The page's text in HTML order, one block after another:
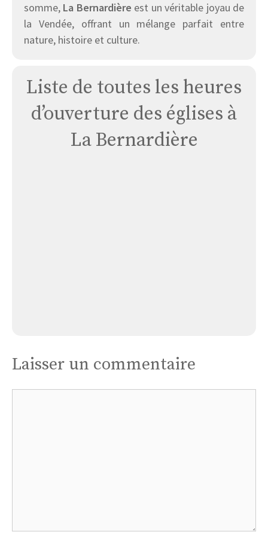
somme, La Bernardière est un véritable joyau de
la Vendée, offrant un mélange parfait entre
nature, histoire et culture.
Liste de toutes les heures
d’ouverture des églises à
La Bernardière
Laisser un commentaire